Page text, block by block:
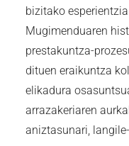
bizitako
Mugimenduaren
prestakuntza-
dituen eraikuntza
elikadura
arrazakeriaren
aniztasunari,